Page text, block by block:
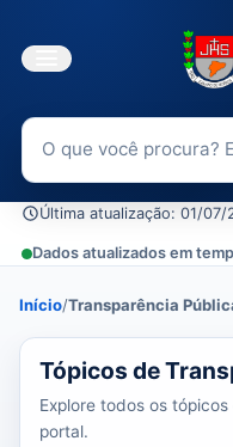
Buscar no Portal da
Última atualização: 01/
Dados atualizados em
Início/Transparência
37 tópicos carregados
Tópicos de
Explore todos os
portal.